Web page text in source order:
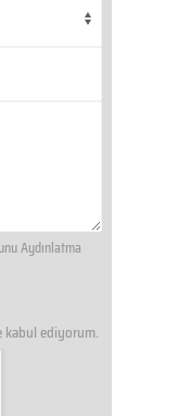
Aydınlatma
kabul ediyorum.